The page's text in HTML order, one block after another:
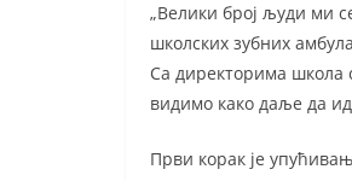
„Велики број људи ми
школских зубних
Са директорима школа
видимо како даље да
Први корак је